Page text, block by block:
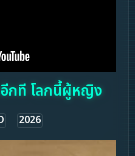
กที โลกนี้ผู้หญิง
2026